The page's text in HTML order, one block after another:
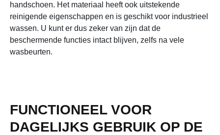
handschoen. Het materiaal heeft ook uitstekende
reinigende eigenschappen en is geschikt voor industrieel
wassen. U kunt er dus zeker van zijn dat de
beschermende functies intact blijven, zelfs na vele
wasbeurten.
FUNCTIONEEL VOOR
DAGELIJKS GEBRUIK OP DE